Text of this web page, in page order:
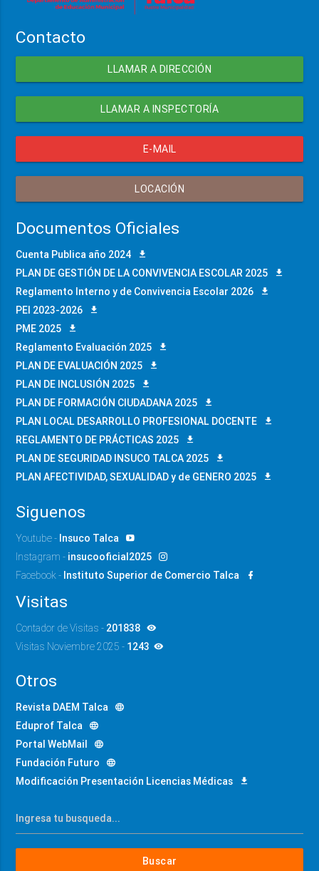
Contacto
LLAMAR A DIRECCIÓN
LLAMAR A INSPECTORÍA
E-MAIL
LOCACIÓN
Documentos Oficiales
Cuenta Publica año 2024
PLAN DE GESTIÓN DE LA CONVIVENCIA ESCOLAR 2025
Reglamento Interno y de Convivencia Escolar 2026
PEI 2023-2026
PME 2025
Reglamento Evaluación 2025
PLAN DE EVALUACIÓN 2025
PLAN DE INCLUSIÓN 2025
PLAN DE FORMACIÓN CIUDADANA 2025
PLAN LOCAL DESARROLLO PROFESIONAL DOCENTE
REGLAMENTO DE PRÁCTICAS 2025
PLAN DE SEGURIDAD INSUCO TALCA 2025
PLAN AFECTIVIDAD, SEXUALIDAD y de GENERO 2025
Siguenos
Youtube - Insuco Talca
Instagram - insucooficial2025
Facebook - Instituto Superior de Comercio Talca
Visitas
Contador de Visitas - 201838
Visitas Noviembre 2025 - 1243
Otros
Revista DAEM Talca
Eduprof Talca
Portal WebMail
Fundación Futuro
Modificación Presentación Licencias Médicas
Buscar